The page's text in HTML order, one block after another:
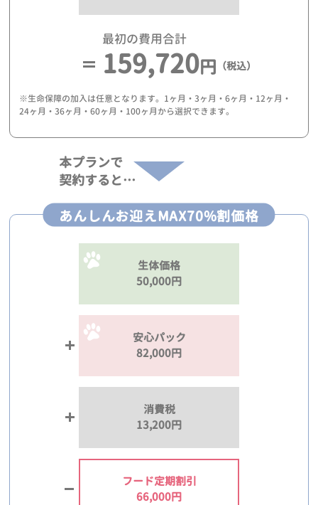
最初の費用合計
159,720円 （税込）
※生命保障の加入は任意となります。1ヶ月・3ヶ月・6ヶ月・12ヶ月・
24ヶ月・36ヶ月・60ヶ月・100ヶ月から選択できます。
本プランで
契約すると…
あんしんお迎えMAX70%割価格
生体価格
50,000円
安心パック
82,000円
消費税
13,200円
フード定期割引
66,000円